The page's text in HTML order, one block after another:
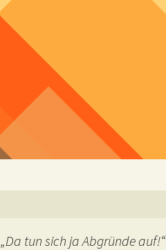
„Da tun sich ja Abgründe auf!“